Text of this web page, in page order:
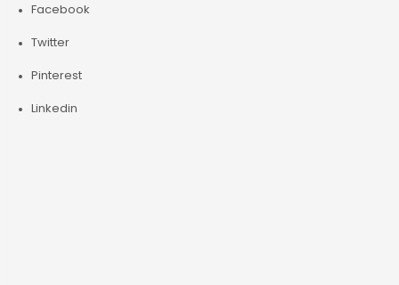
Facebook
Twitter
Pinterest
Linkedin